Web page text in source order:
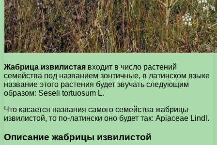
Жабрица извилистая входит в число растений
семейства под названием зонтичные, в латинском языке
название этого растения будет звучать следующим
образом: Seseli tortuosum L.
Что касается названия самого семейства жабрицы
извилистой, то по-латински оно будет так: Apiaceae Lindl.
Описание жабрицы извилистой